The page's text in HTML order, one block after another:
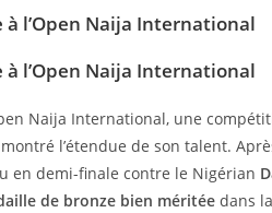
l’Open Naija International
l’Open Naija International
Naija International, une
l’étendue de son talent.
en demi-finale contre le Nigérian
de bronze bien méritée dans